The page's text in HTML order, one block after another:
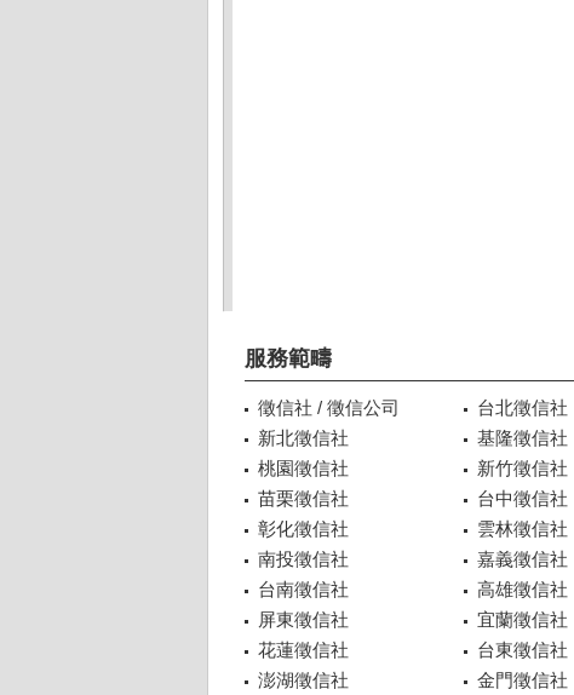
服務範疇
徵信社 / 徵信公司
台北徵信社
新北徵信社
基隆徵信社
桃園徵信社
新竹徵信社
苗栗徵信社
台中徵信社
彰化徵信社
雲林徵信社
南投徵信社
嘉義徵信社
台南徵信社
高雄徵信社
屏東徵信社
宜蘭徵信社
花蓮徵信社
台東徵信社
澎湖徵信社
金門徵信社